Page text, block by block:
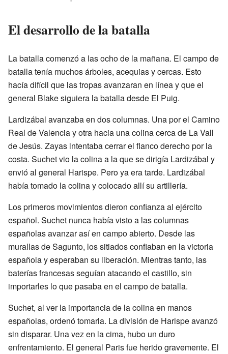
El desarrollo de la batalla
La batalla comenzó a las ocho de la mañana. El campo de
batalla tenía muchos árboles, acequias y cercas. Esto
hacía difícil que las tropas avanzaran en línea y que el
general Blake siguiera la batalla desde El Puig.
Lardizábal avanzaba en dos columnas. Una por el Camino
Real de Valencia y otra hacia una colina cerca de La Vall
de Jesús. Zayas intentaba cerrar el flanco derecho por la
costa. Suchet vio la colina a la que se dirigía Lardizábal y
envió al general Harispe. Pero ya era tarde. Lardizábal
había tomado la colina y colocado allí su artillería.
Los primeros movimientos dieron confianza al ejército
español. Suchet nunca había visto a las columnas
españolas avanzar así en campo abierto. Desde las
murallas de Sagunto, los sitiados confiaban en la victoria
española y esperaban su liberación. Mientras tanto, las
baterías francesas seguían atacando el castillo, sin
importarles lo que pasaba en el campo de batalla.
Suchet, al ver la importancia de la colina en manos
españolas, ordenó tomarla. La división de Harispe avanzó
sin disparar. Una vez en la cima, hubo un duro
enfrentamiento. El general Paris fue herido gravemente. El